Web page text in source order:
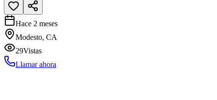
Hace 2 meses
Modesto, CA
29Vistas
Llamar ahora